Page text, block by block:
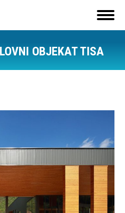
OBJEKAT TISA